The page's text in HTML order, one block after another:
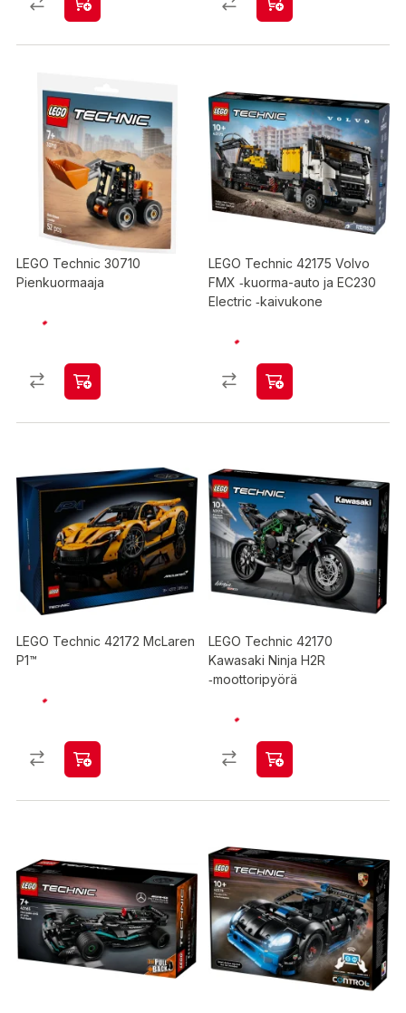
LEGO Technic 30710
Pienkuormaaja
LEGO Technic 42175 Volvo
FMX ‑kuorma-auto ja EC230
Electric ‑kaivukone
LEGO Technic 42172 McLaren
P1™
LEGO Technic 42170
Kawasaki Ninja H2R
‑moottoripyörä